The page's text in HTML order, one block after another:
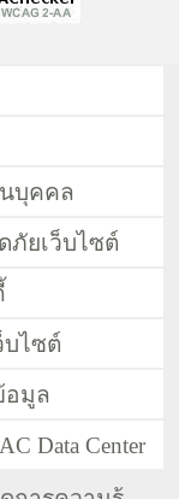
บุคคล
ภัยเว็บไซต์
บไซต์
อมูล
Data Center